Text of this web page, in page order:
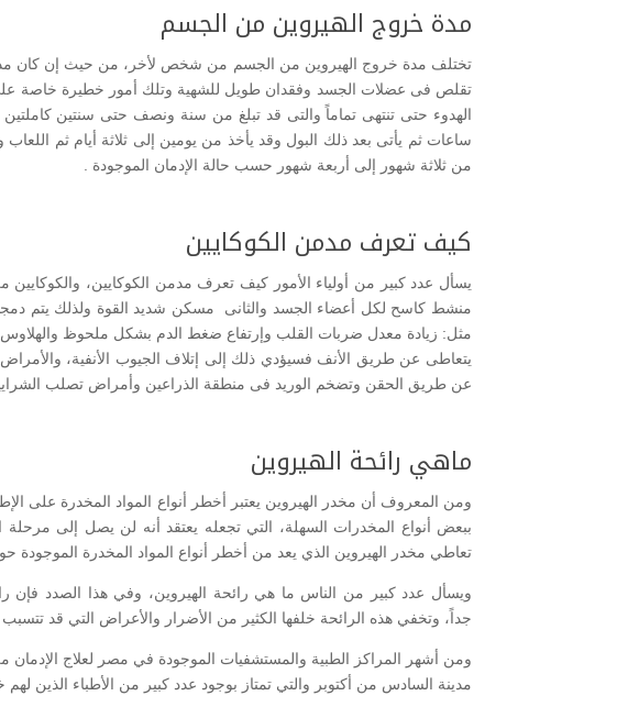
مدة خروج الهيروين من الجسم
تختلف مدة خروج الهيروين من الجسم من شخص لأخر، من حيث إن كان
تقلص فى عضلات الجسد وفقدان طويل للشهية وتلك أمور خطيرة خاصة
ساعات ثم يأتى بعد ذلك البول وقد يأخذ من يومين إلى ثلاثة أيام ثم
من ثلاثة شهور إلى أربعة شهور حسب حالة الإدمان الموجودة .
كيف تعرف مدمن الكوكايين
يسأل عدد كبير من أولياء الأمور كيف تعرف مدمن الكوكايين،
منشط كاسح لكل أعضاء الجسد والثانى مسكن شديد القوة ولذلك يتم
مثل: زيادة معدل ضربات القلب وإرتفاع ضغط الدم بشكل ملحوظ والهلاوس
يتعاطى عن طريق الأنف فسيؤدي ذلك إلى إتلاف الجيوب الأنفية، والأمراض
عن طريق الحقن وتضخم الوريد فى منطقة الذراعين وأمراض تصلب
ماهي رائحة الهيروين
ومن المعروف أن مخدر الهيروين يعتبر أخطر أنواع المواد المخدرة على
ببعض أنواع المخدرات السهلة، التي تجعله يعتقد أنه لن يصل إلى
تعاطي مخدر الهيروين الذي يعد من أخطر أنواع المواد المخدرة الموجودة
ويسأل عدد كبير من الناس ما هي رائحة الهيروين، وفي هذا الصدد فإن
جداً، وتخفي هذه الرائحة خلفها الكثير من الأضرار والأعراض التي قد
ومن أشهر المراكز الطبية والمستشفيات الموجودة في مصر لعلاج
مدينة السادس من أكتوبر والتي تمتاز بوجود عدد كبير من الأطباء الذين لهم